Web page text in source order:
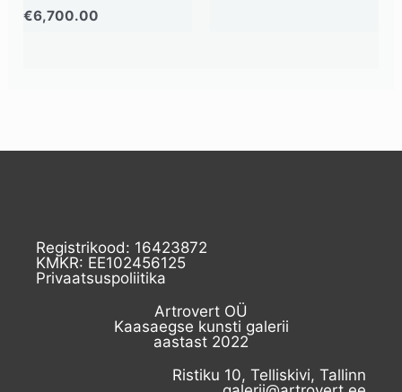
€6,700.00
Registrikood: 16423872
KMKR: EE102456125
Privaatsuspoliitika
Artrovert OÜ
Kaasaegse kunsti galerii
aastast 2022
Ristiku 10, Telliskivi, Tallinn